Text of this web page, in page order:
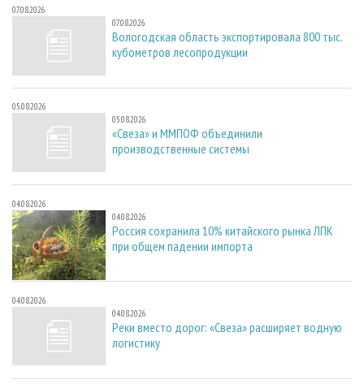
07.08.2026
07.08.2026
Вологодская область экспортировала 800 тыс.
кубометров лесопродукции
05.08.2026
05.08.2026
«Свеза» и ММПОФ объединили
производственные системы
04.08.2026
04.08.2026
Россия сохранила 10% китайского рынка ЛПК
при общем падении импорта
04.08.2026
04.08.2026
Реки вместо дорог: «Свеза» расширяет водную
логистику